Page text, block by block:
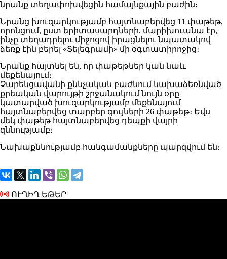
նրանք տեղափոխվեցին համայնքային բաժին։
Նրանց խուզարկությամբ հայտնաբերվեց 11 փաթեթ,
որոնցում, ըստ երիտասարդների, մարիխուանա էր,
ինչը տեղադրելու միջոցով իրացնելու նպատակով
ձեռք էին բերել «Տելեգրամի» մի օգտատիրոջից։
Նրանք հայտնել են, որ փաթեթներ կան նաև
մեքենայում։
Չարենցավանի քննչական բաժնում նախաձեռնված
քրեական վարույթի շրջանակում նույն օրը
կատարված խուզարկությամբ մեքենայում
հայտնաբերվեց տարբեր գույների 26 փաթեթ։ Եվս
մեկ փաթեթ հայտնաբերվեց դեպքի վայրի
զննությամբ։
Նախաքննությամբ հանգամանքները պարզվում են։
ՈՒՂԻՂ ԵԹԵՐ